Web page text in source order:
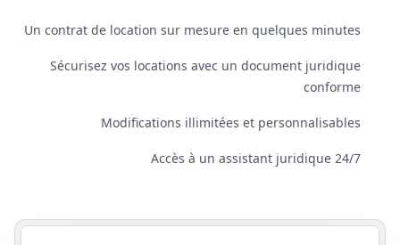
Un contrat de location sur mesure en quelques minutes
Sécurisez vos locations avec un document juridique
conforme
Modifications illimitées et personnalisables
Accès à un assistant juridique 24/7